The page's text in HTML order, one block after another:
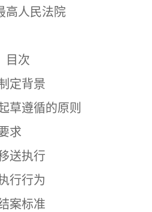
高人民法院
目次
定背景
遵循的原则
求
送执行
行行为
案标准